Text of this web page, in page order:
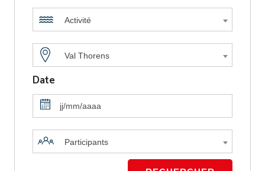
Activité
Val Thorens
Date
Participants